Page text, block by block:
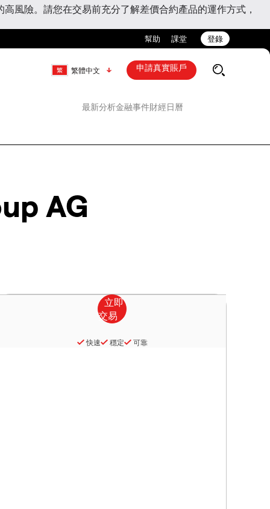
風險。請您在交易前充分了解差價合約產品的運作方式，
幫助 課堂 登錄
繁體中文 申請真實賬戶
最新分析金融事件財經日曆
AG
快速 穩定 可靠